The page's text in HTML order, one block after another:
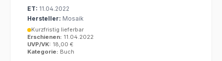
ET: 11.04.2022
Hersteller: Mosaik
Kurzfristig lieferbar
Erschienen: 11.04.2022
UVP/VK: 18,00 €
Kategorie: Buch